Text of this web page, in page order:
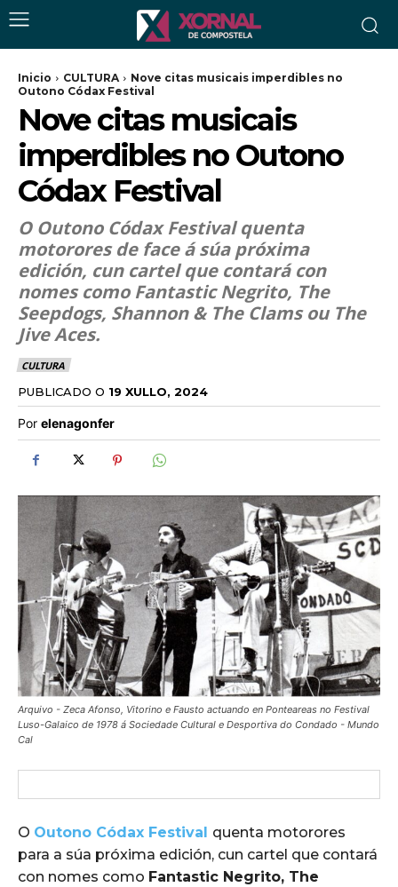
Inicio CULTURA
Nove citas musicais imperdibles no
Outono Códax Festival
Nove citas musicais
imperdibles no Outono
Códax Festival
O Outono Códax Festival quenta
motorores de face á súa próxima
edición, cun cartel que contará con
nomes como Fantastic Negrito, The
Seepdogs, Shannon & The Clams ou The
Jive Aces.
CULTURA
PUBLICADO O 19 XULLO, 2024
Por elenagonfer
Arquivo - Zeca Afonso, Vitorino e Fausto actuando en Ponteareas no Festival
Luso-Galaico de 1978 á Sociedade Cultural e Desportiva do Condado - Mundo
Cal
O Outono Códax Festival quenta motorores
para a súa próxima edición, cun cartel que contará
con nomes como Fantastic Negrito, The